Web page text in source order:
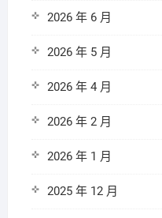
2026 年 6 月
2026 年 5 月
2026 年 4 月
2026 年 2 月
2026 年 1 月
2025 年 12 月